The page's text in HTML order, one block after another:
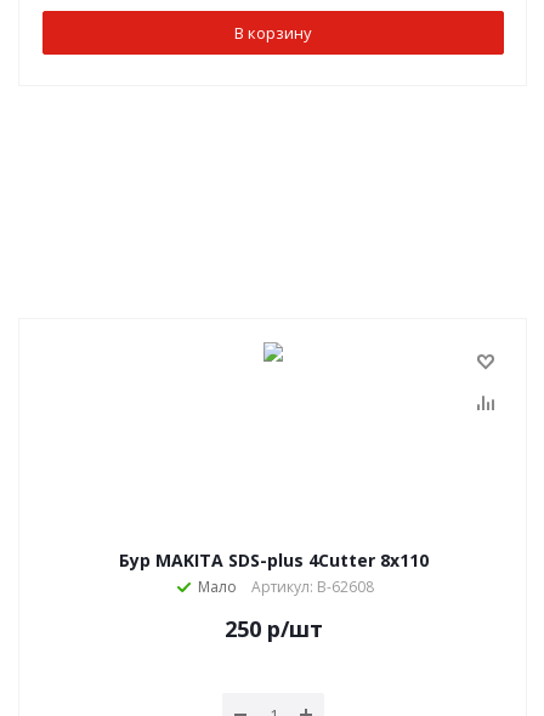
В корзину
Бур MAKITA SDS-plus 4Cutter 8x110
Мало Артикул: B-62608
250р/шт